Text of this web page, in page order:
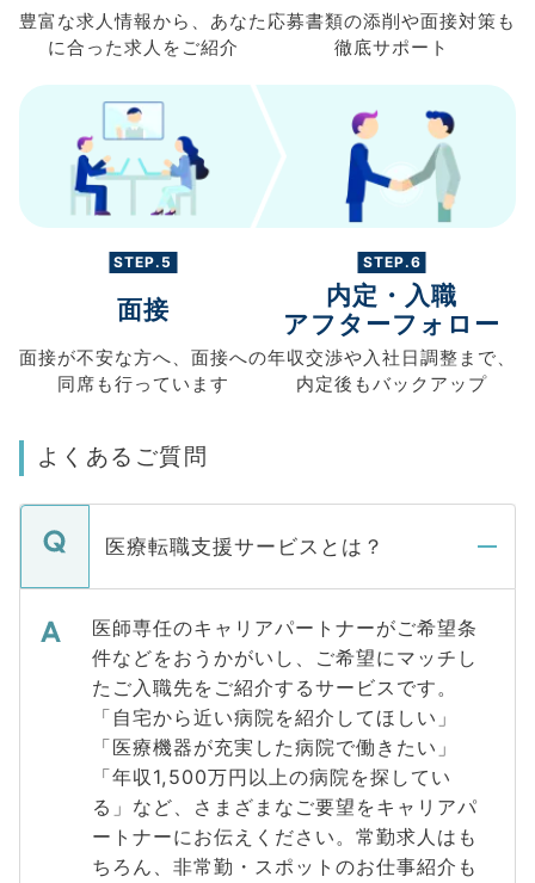
豊富な求人情報から、 あなた
に合った求人を ご紹介
応募書類の添削や面接対策も
徹底サポート
STEP.5
面接
面接が不安な方へ、 面接への
同席も行っています
STEP.6
内定・入職
アフターフォロー
年収交渉や入社日調整まで、
内定後もバックアップ
よくあるご質問
医療転職支援サービスとは？
医師専任のキャリアパートナーがご希望条
件などをおうかがいし、ご希望にマッチし
たご入職先をご紹介するサービスです。
「自宅から近い病院を紹介してほしい」
「医療機器が充実した病院で働きたい」
「年収1,500万円以上の病院を探してい
る」など、さまざまなご要望をキャリアパ
ートナーにお伝えください。常勤求人はも
ちろん、非常勤・スポットのお仕事紹介も